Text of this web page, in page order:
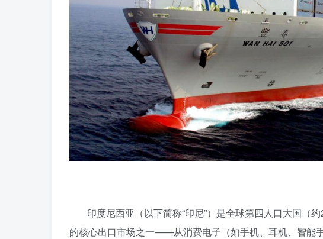
印度尼西亚（以下简称“印尼”）是全球第四人口大国（
的核心出口市场之一——从消费电子（如手机、耳机、智能